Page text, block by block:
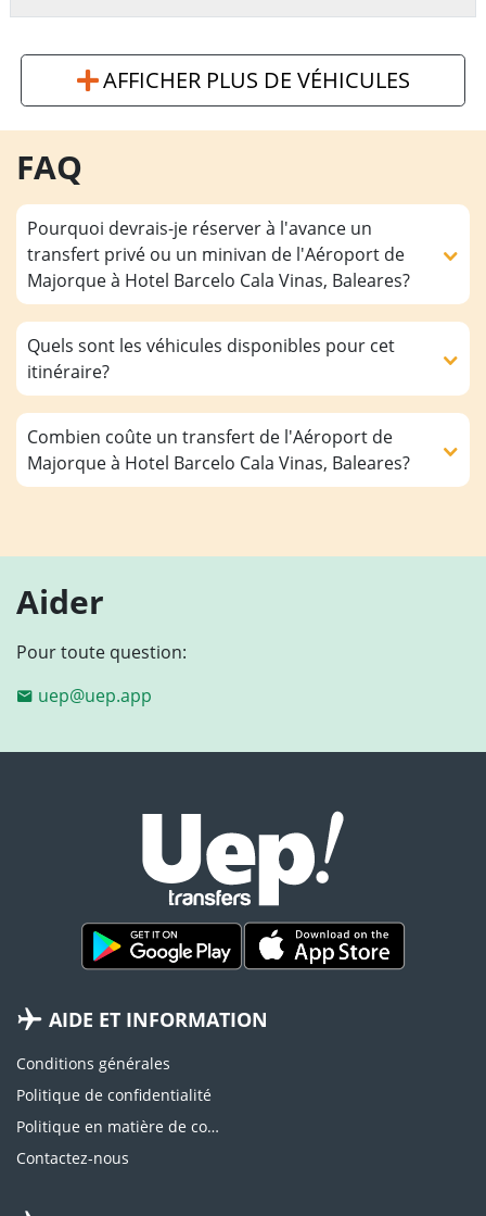
AFFICHER PLUS DE VÉHICULES
FAQ
Pourquoi devrais-je réserver à l'avance un
transfert privé ou un minivan de l'Aéroport de
Majorque à Hotel Barcelo Cala Vinas, Baleares?
Quels sont les véhicules disponibles pour cet
itinéraire?
Combien coûte un transfert de l'Aéroport de
Majorque à Hotel Barcelo Cala Vinas, Baleares?
Aider
Pour toute question:
uep@uep.app
AIDE ET INFORMATION
Conditions générales
Politique de confidentialité
Politique en matière de cookies
Contactez-nous